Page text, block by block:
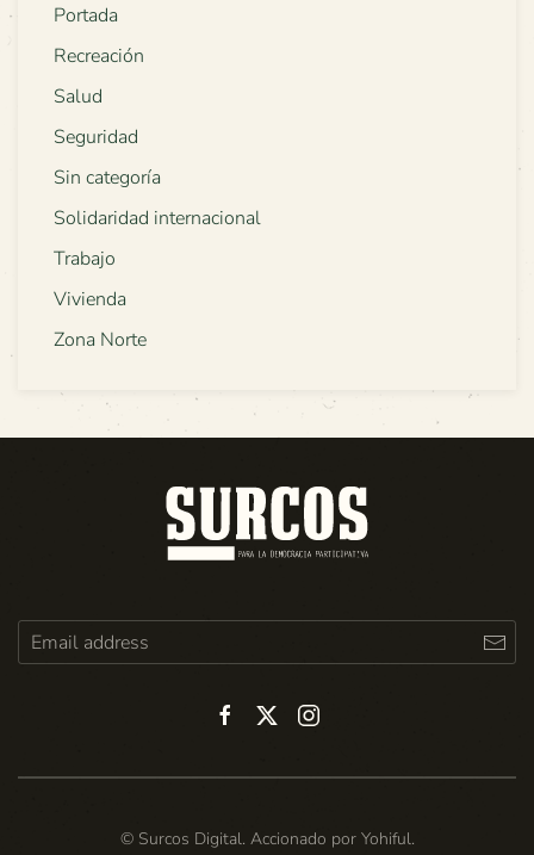
Portada
Recreación
Salud
Seguridad
Sin categoría
Solidaridad internacional
Trabajo
Vivienda
Zona Norte
© Surcos Digital. Accionado por Yohiful.